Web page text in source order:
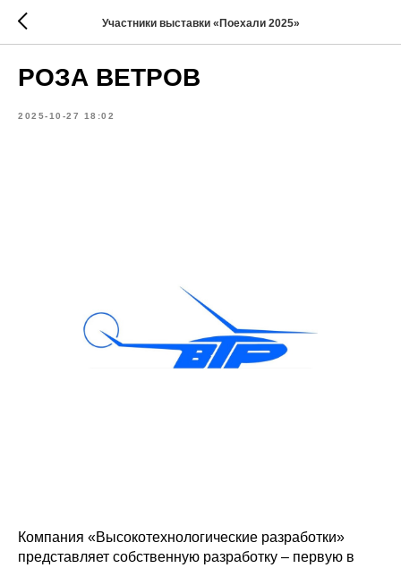
Участники выставки «Поехали 2025»
РОЗА ВЕТРОВ
2025-10-27 18:02
Компания «Высокотехнологические разработки»
представляет собственную разработку – первую в